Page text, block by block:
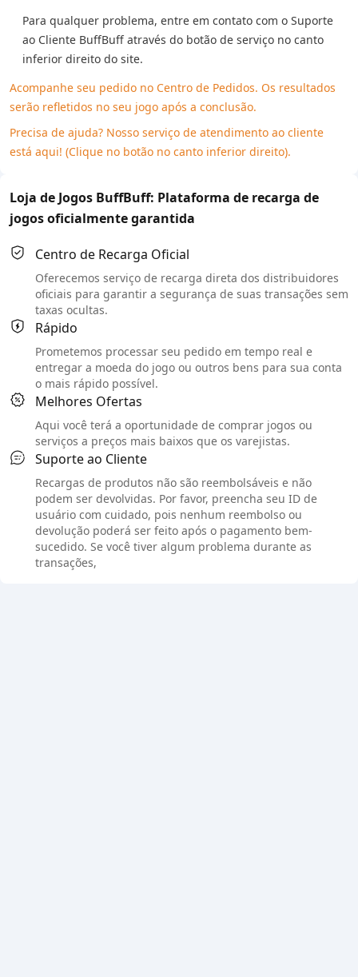
Para qualquer problema, entre em contato com o Suporte
ao Cliente BuffBuff através do botão de serviço no canto
inferior direito do site.
Acompanhe seu pedido no Centro de Pedidos. Os resultados
serão refletidos no seu jogo após a conclusão.
Precisa de ajuda? Nosso serviço de atendimento ao cliente
está aqui! (Clique no botão no canto inferior direito).
Loja de Jogos BuffBuff: Plataforma de recarga de
jogos oficialmente garantida
Centro de Recarga Oficial
Oferecemos serviço de recarga direta dos distribuidores
oficiais para garantir a segurança de suas transações sem
taxas ocultas.
Rápido
Prometemos processar seu pedido em tempo real e
entregar a moeda do jogo ou outros bens para sua conta
o mais rápido possível.
Melhores Ofertas
Aqui você terá a oportunidade de comprar jogos ou
serviços a preços mais baixos que os varejistas.
Suporte ao Cliente
Recargas de produtos não são reembolsáveis e não
podem ser devolvidas. Por favor, preencha seu ID de
usuário com cuidado, pois nenhum reembolso ou
devolução poderá ser feito após o pagamento bem-
sucedido. Se você tiver algum problema durante as
transações,